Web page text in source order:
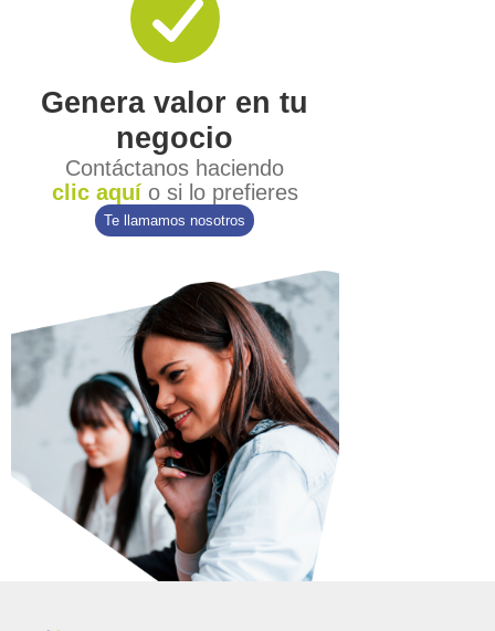
Genera valor en tu
negocio
Contáctanos haciendo
clic aquío si lo prefieres
Te llamamos nosotros